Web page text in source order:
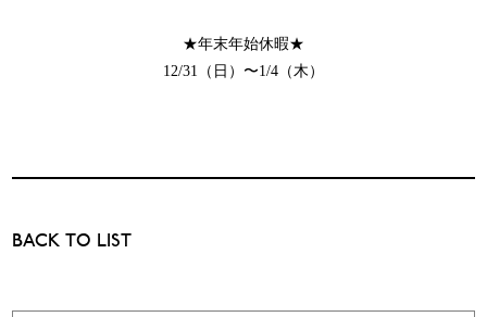
★年末年始休暇★
12/31（日）〜1/4（木）
BACK TO LIST